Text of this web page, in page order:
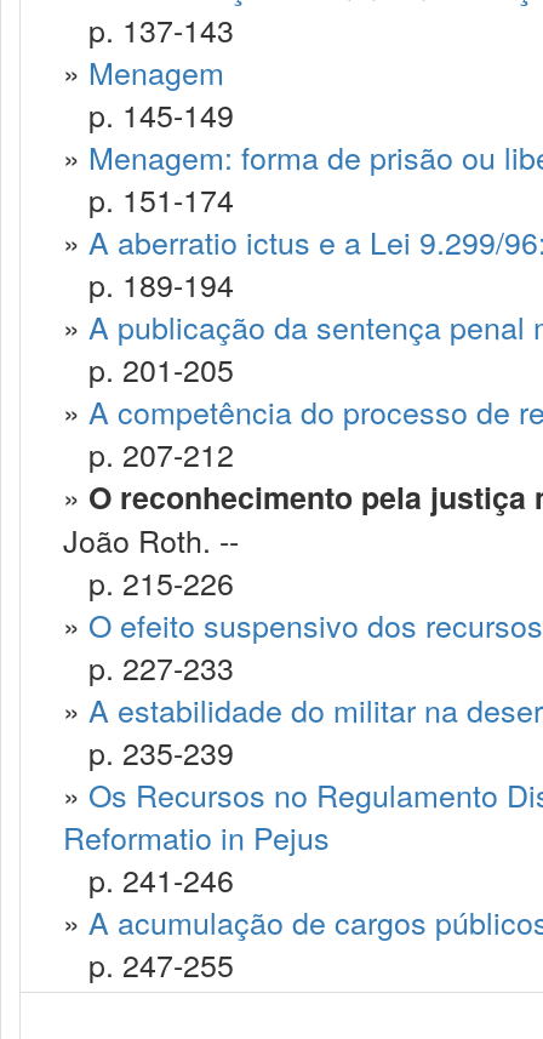
p. 137-143
» Menagem
p. 145-149
» Menagem: forma de prisão ou
p. 151-174
» A aberratio ictus e a Lei 9.299/
p. 189-194
» A publicação da sentença penal
p. 201-205
» A competência do processo de
p. 207-212
» O reconhecimento pela
João Roth. --
p. 215-226
» O efeito suspensivo dos
p. 227-233
» A estabilidade do militar na
p. 235-239
» Os Recursos no Regulamento
Reformatio in Pejus
p. 241-246
» A acumulação de cargos
p. 247-255